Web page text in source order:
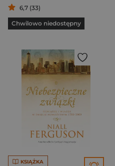
6,7 (33)
Chwilowo niedostępny
KSIĄŻKA